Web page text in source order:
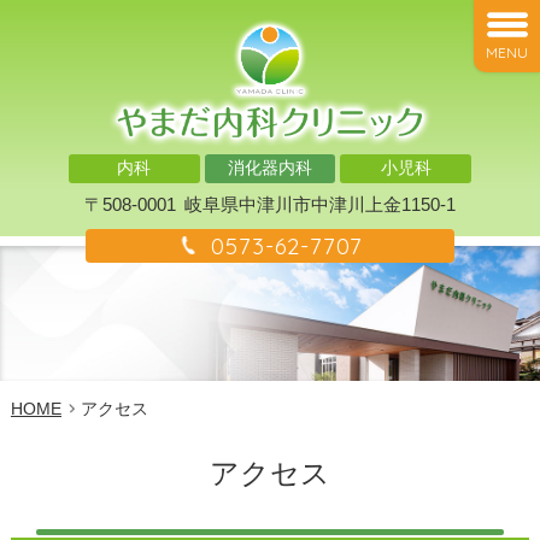
内科 消化器内科 小児科
〒508-0001 岐阜県中津川市中津川上金1150-1
0573-62-7707
MENU
HOME アクセス
アクセス